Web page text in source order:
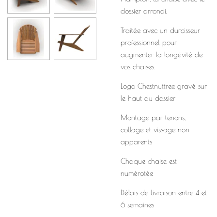
dossier arrondi.
Traitée avec un durcisseur
professionnel pour
augmenter la longévité de
vos chaises.
Logo Chestnuttree gravé sur
le haut du dossier
Montage par tenons,
collage et vissage non
apparents
Chaque chaise est
numérotée
Délais de livraison entre 4 et
6 semaines